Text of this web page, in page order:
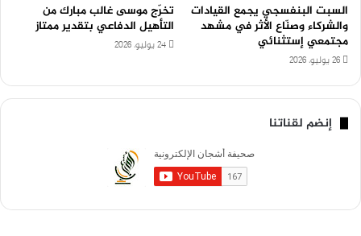
السبت البنفسجي يجمع القيادات
والشركاء وصنّاع الأثر في مشهد
مجتمعي إستثنائي
26 يوليو، 2026
تخرّج موسى غالب مبارك من
التأهيل الدفاعي بتقدير ممتاز
24 يوليو، 2026
إنضم لقناتنا